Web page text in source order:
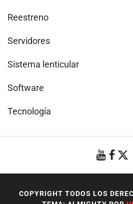
Reestreno
Servidores
Sistema lenticular
Software
Tecnología
COPYRIGHT TODOS LOS